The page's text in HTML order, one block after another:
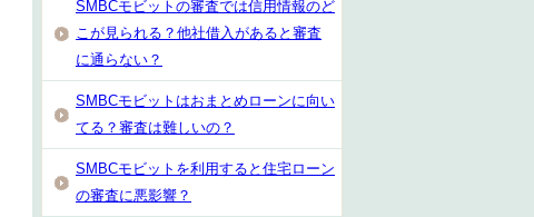
SMBCモビットの審査では信用情報のど
こが見られる？他社借入があると審査
に通らない？
SMBCモビットはおまとめローンに向い
てる？審査は難しいの？
SMBCモビットを利用すると住宅ローン
の審査に悪影響？